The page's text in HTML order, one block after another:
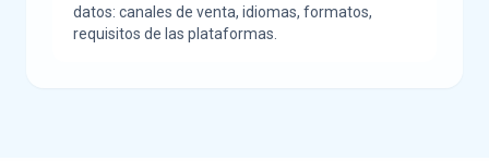
datos: canales de venta, idiomas, formatos,
requisitos de las plataformas.